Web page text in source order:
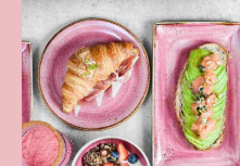
content